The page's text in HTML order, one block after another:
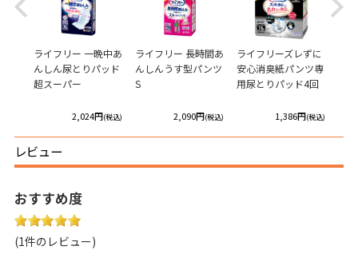
Previous
ライフリー 一晩中あ
んしん尿とりパッド
超スーパー
2,024円(税込)
ライフリー 長時間あ
んしんうす型パンツ
S
2,090円(税込)
ライフリーズレずに
安心消臭紙パンツ専
用尿とりパッド4回
1,386円(税込)
Next
レビュー
おすすめ度
(1件のレビュー)